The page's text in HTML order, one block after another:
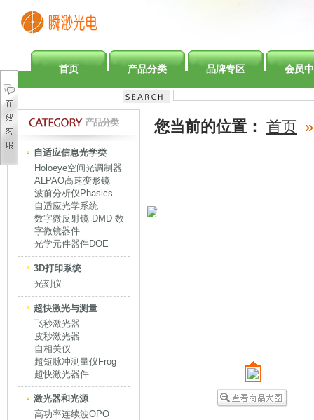
首页 产品分类 品牌专区 会员
产品分类
自适应信息光学类
Holoeye空间光调制器
ALPAO高速变形镜
波前分析仪Phasics
自适应光学系统
数字微反射镜 DMD 数
字微镜器件
光学元件器件DOE
3D打印系统
光刻仪
超快激光与测量
飞秒激光器
皮秒激光器
自相关仪
超短脉冲测量仪Frog
超快激光器件
激光器和光源
高功率连续波OPO
您当前的位置： 首页 »